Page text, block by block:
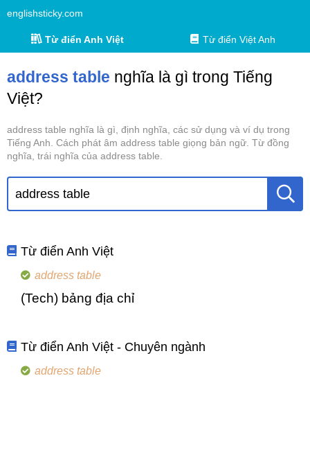
englishsticky.com
Từ điển Anh Việt Từ điển Việt Anh
address table nghĩa là gì trong Tiếng
Việt?
address table nghĩa là gì, định nghĩa, các sử dụng và ví dụ trong
Tiếng Anh. Cách phát âm address table giọng bản ngữ. Từ đồng
nghĩa, trái nghĩa của address table.
Từ điển Anh Việt
address table
(Tech) bảng địa chỉ
Từ điển Anh Việt - Chuyên ngành
address table